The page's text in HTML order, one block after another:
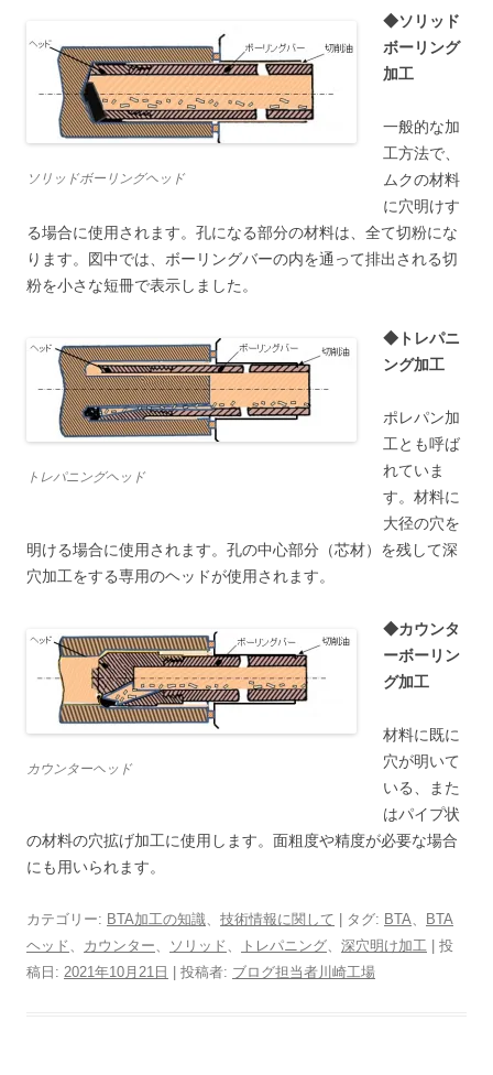
ソリッドボーリングヘッド
◆ソリッド
ボーリング
加工
一般的な加
工方法で、
ムクの材料
に穴明けす
る場合に使用されます。孔になる部分の材料は、全て切粉にな
ります。図中では、ボーリングバーの内を通って排出される切
粉を小さな短冊で表示しました。
トレパニングヘッド
◆トレパニ
ング加工
ポレパン加
工とも呼ば
れていま
す。材料に
大径の穴を
明ける場合に使用されます。孔の中心部分（芯材）を残して深
穴加工をする専用のヘッドが使用されます。
カウンターヘッド
◆カウンタ
ーボーリン
グ加工
材料に既に
穴が明いて
いる、また
はパイプ状
の材料の穴拡げ加工に使用します。面粗度や精度が必要な場合
にも用いられます。
カテゴリー: BTA加工の知識、 技術情報に関して | タグ: BTA、
BTA
ヘッド 、 カウンター、 ソリッド 、 トレパニング、 深穴明け加工 | 投
稿日: 2021年10月21日 投稿者: ブログ担当者川崎工場